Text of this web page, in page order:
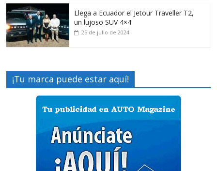
Llega a Ecuador el Jetour Traveller T2,
un lujoso SUV 4×4
25 de julio de 2024
¡Tu marca puede estar aquí!